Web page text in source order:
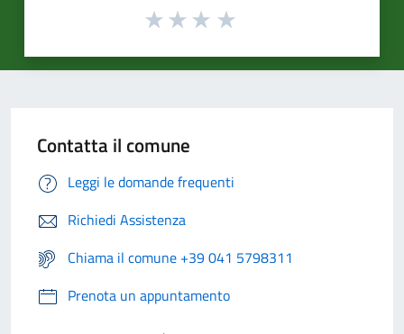
Contatta il comune
Leggi le domande frequenti
Richiedi Assistenza
Chiama il comune +39 041 5798311
Prenota un appuntamento